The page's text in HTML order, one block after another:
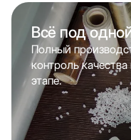
Всё под
Полный
контроль
этапе.